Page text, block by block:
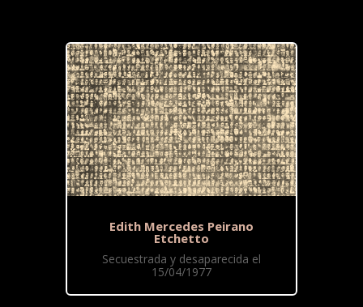
Edith Mercedes Peirano
Etchetto
Secuestrada y desaparecida el
15/04/1977